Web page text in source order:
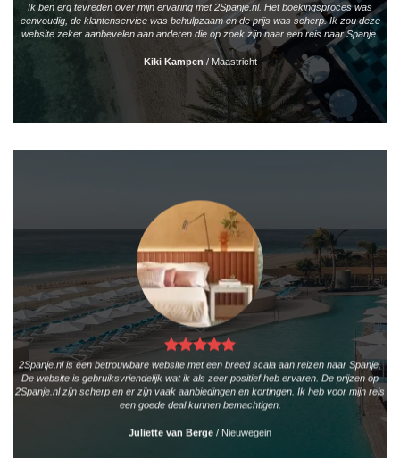
Ik ben erg tevreden over mijn ervaring met 2Spanje.nl. Het boekingsproces was
eenvoudig, de klantenservice was behulpzaam en de prijs was scherp. Ik zou deze
website zeker aanbevelen aan anderen die op zoek zijn naar een reis naar Spanje.
Kiki Kampen /Maastricht
2Spanje.nl is een betrouwbare website met een breed scala aan reizen naar Spanje.
De website is gebruiksvriendelijk wat ik als zeer positief heb ervaren. De prijzen op
2Spanje.nl zijn scherp en er zijn vaak aanbiedingen en kortingen. Ik heb voor mijn reis
een goede deal kunnen bemachtigen.
Juliette van Berge / Nieuwegein